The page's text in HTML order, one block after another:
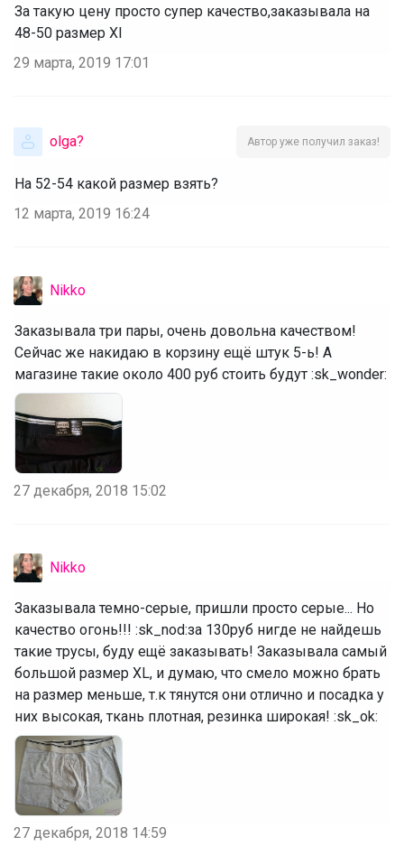
За такую цену просто супер качество,заказывала на
48-50 размер Xl
29 марта, 2019 17:01
olga? Автор уже получил заказ!
На 52-54 какой размер взять?
12 марта, 2019 16:24
Nikko
Заказывала три пары, очень довольна качеством!
Сейчас же накидаю в корзину ещё штук 5-ь! А
магазине такие около 400 руб стоить будут :sk_wonder:
27 декабря, 2018 15:02
Nikko
Заказывала темно-серые, пришли просто серые... Но
качество огонь!!! :sk_nod:за 130руб нигде не найдешь
такие трусы, буду ещё заказывать! Заказывала самый
большой размер XL, и думаю, что смело можно брать
на размер меньше, т.к тянутся они отлично и посадка у
них высокая, ткань плотная, резинка широкая! :sk_ok:
27 декабря, 2018 14:59